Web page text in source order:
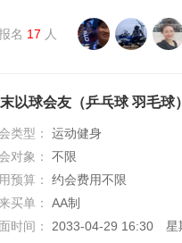
名 17 人
以球会友（乒乓球 羽毛球）
类型：
运动健身
对象：
不限
预算：
约会费用不限
买单：
AA制
时间：
2033-04-29 16:30 星